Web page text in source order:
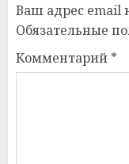
Ваш адрес email
Обязательные
Комментарий *